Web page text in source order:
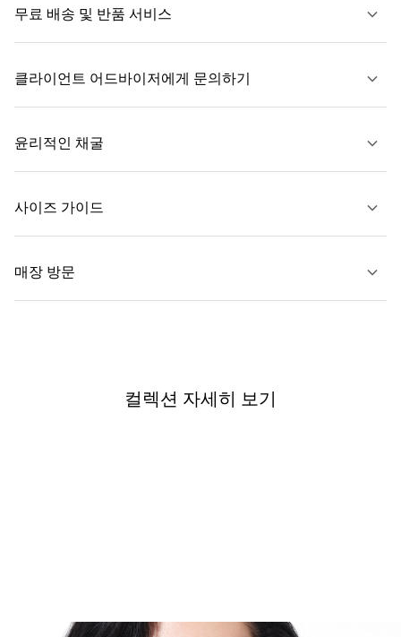
무료 배송 및 반품 서비스
자세히 보기
클라이언트 어드바이저에게 문의하기
윤리적인 채굴
사이즈 가이드
자세히 보기
매장 방문
컬렉션 자세히 보기